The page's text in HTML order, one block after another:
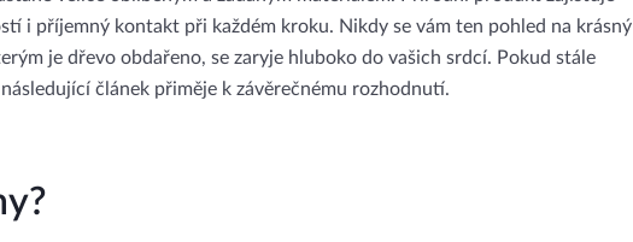
i příjemný kontakt při každém kroku. Nikdy se vám ten pohled na krásný
je dřevo obdařeno, se zaryje hluboko do vašich srdcí. Pokud stále
článek přiměje k závěrečnému rozhodnutí.